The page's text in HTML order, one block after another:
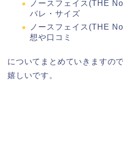
ノースフェイス(THE
バレ・サイズ
ノースフェイス(THE
想や口コミ
についてまとめていきますの
嬉しいです。